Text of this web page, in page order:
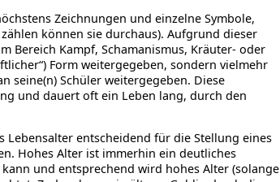
Zeichnungen und einzelne Symbole,
können sie durchaus). Aufgrund dieser
Bereich Kampf, Schamanismus, Kräuter- oder
Form weitergegeben, sondern vielmehr
seine(n) Schüler weitergegeben. Diese
und dauert oft ein Leben lang, durch den
Lebensalter entscheidend für die Stellung eines
Hohes Alter ist immerhin ein deutliches
und entsprechend wird hohes Alter (solange